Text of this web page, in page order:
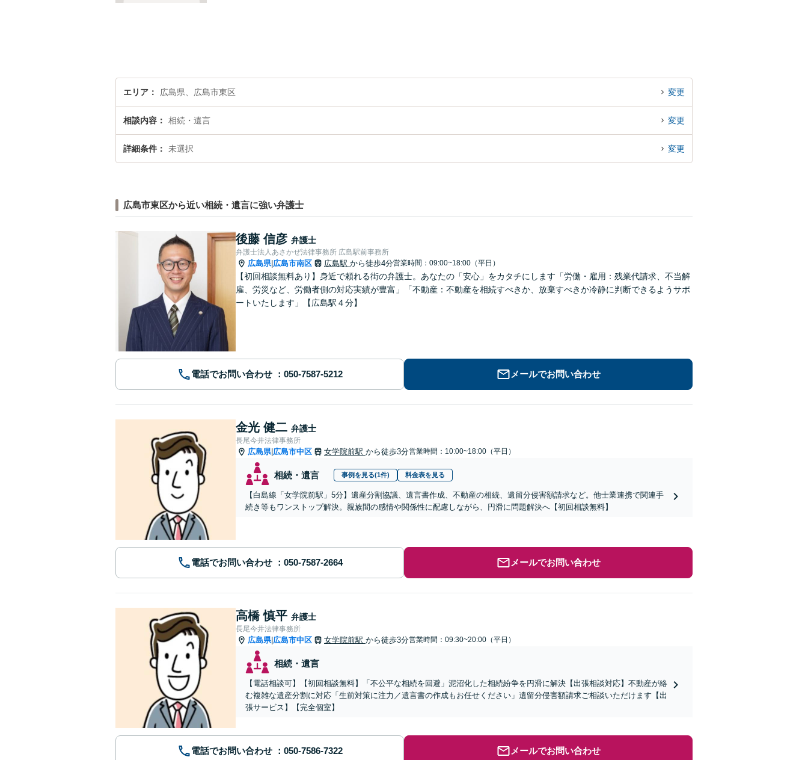
エリア 広島県、広島市東区 変更
相談内容 相続・遺言 変更
詳細条件 未選択 変更
広島市東区から近い相続・遺言に強い弁護士
後藤 信彦 弁護士
弁護士法人あさかぜ法律事務所 広島駅前事務所
広島県| 広島市南区 広島駅 から徒歩4分営業時間：09:00~18:00（平日）
【初回相談無料あり】身近で頼れる街の弁護士。あなたの「安心」をカタチにします「労働・雇用：残業代請求、不当解
雇、労災など、労働者側の対応実績が豊富」「不動産：不動産を相続すべきか、放棄すべきか冷静に判断できるようサポ
ートいたします」【広島駅４分】
電話でお問い合わせ メールでお問い合わせ
金光 健二 弁護士
長尾今井法律事務所
広島県| 広島市中区 女学院前駅 から徒歩3分営業時間：10:00~18:00（平日）
相続・遺言 事例を見る(1件) 料金表を見る
【白島線「女学院前駅」5分】遺産分割協議、遺言書作成、不動産の相続、遺留分侵害額請求など。他士業連携で関連手
続き等もワンストップ解決。親族間の感情や関係性に配慮しながら、円滑に問題解決へ【初回相談無料】
電話でお問い合わせ メールでお問い合わせ
高橋 慎平 弁護士
長尾今井法律事務所
広島県| 広島市中区 女学院前駅 から徒歩3分営業時間：09:30~20:00（平日）
相続・遺言
【電話相談可】【初回相談無料】「不公平な相続を回避」泥沼化した相続紛争を円滑に解決【出張相談対応】不動産が絡
む複雑な遺産分割に対応「生前対策に注力／遺言書の作成もお任せください」遺留分侵害額請求ご相談いただけます【出
張サービス】【完全個室】
電話でお問い合わせ メールでお問い合わせ